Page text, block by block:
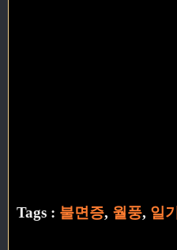
Tags : 불면증, 월풍, 일기